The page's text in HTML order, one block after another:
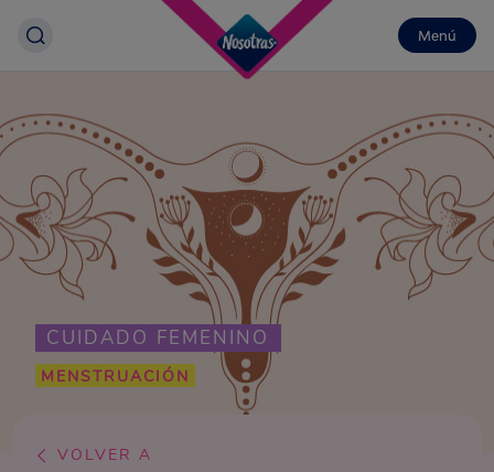
Menú
CUIDADO FEMENINO
MENSTRUACIÓN
VOLVER A